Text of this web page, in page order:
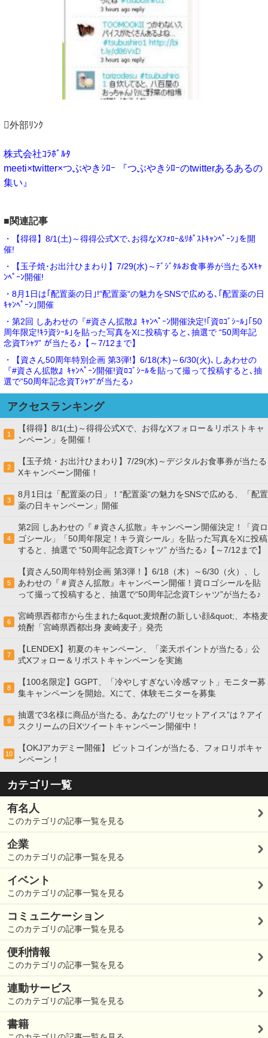
外部ﾘﾝｸ
株式会社ｺﾗﾎﾞﾙﾀ
meeti×twitter×つぶやきｼﾛｰ 『つぶやきｼﾛｰのtwitterあるあるの
集い』
■関連記事
・【得得】8/1(土)～得得公式Xで､お得なXﾌｫﾛｰ&ﾘﾎﾟｽﾄｷｬﾝﾍﾟｰﾝ｣を開
催!
・【玉子焼･お出汁ひまわり】7/29(水)～ﾃﾞｼﾞﾀﾙお食事券が当たるXｷｬ
ﾝﾍﾟｰﾝ開催!
・8月1日は｢配置薬の日｣!“配置薬“の魅力をSNSで広める､｢配置薬の日
ｷｬﾝﾍﾟｰﾝ｣開催
・第2回 しあわせの『#資さん拡散』ｷｬﾝﾍﾟｰﾝ開催決定!｢資ﾛｺﾞｼｰﾙ｣｢50
周年限定!ｷﾗ資ｼｰﾙ｣を貼った写真をXに投稿すると､抽選で “50周年記
念資Tｼｬﾂ” が当たる♪【～7/12まで】
・【資さん50周年特別企画 第3弾!】6/18(木)～6/30(火)､しあわせの
『#資さん拡散』ｷｬﾝﾍﾟｰﾝ開催!資ﾛｺﾞｼｰﾙを貼って撮って投稿すると､抽
選で“50周年記念資Tｼｬﾂ”が当たる♪
アクセスランキング
1
【得得】8/1(土)～得得公式Xで、お得なXフォロー＆リポストキャ
ンペーン」を開催！
2
【玉子焼・お出汁ひまわり】7/29(水)～デジタルお食事券が当たる
Xキャンペーン開催！
3
8月1日は「配置薬の日」！“配置薬“の魅力をSNSで広める、「配置
薬の日キャンペーン」開催
4
第2回 しあわせの『＃資さん拡散』キャンペーン開催決定！「資ロ
ゴシール」「50周年限定！キラ資シール」を貼った写真をXに投稿
すると、抽選で “50周年記念資Tシャツ” が当たる♪【～7/12まで】
5
【資さん50周年特別企画 第3弾！】6/18（木）～6/30（火）、し
あわせの『＃資さん拡散』キャンペーン開催！資ロゴシールを貼
って撮って投稿すると、抽選で“50周年記念資Tシャツ”が当たる♪
6
宮崎県西都市から生まれた&quot;麦焼酎の新しい顔&quot;、本格麦
焼酎「宮崎県西都出身 麦崎麦子」発売
7
【LENDEX】初夏のキャンペーン、「楽天ポイントが当たる」公
式Xフォロー＆リポストキャンペーンを実施
8
【100名限定】GGPT、「冷やしすぎない冷感マット」モニター募
集キャンペーンを開始。Xにて、体験モニターを募集
9
抽選で3名様に商品が当たる。あなたの“リセットアイス”は？アイ
スクリームの日Xツイートキャンペーン開催中！
10
【OKJアカデミー開催】 ビットコインが当たる、フォロリポキャ
ンペーン！
カテゴリ一覧
有名人
このカテゴリの記事一覧を見る
企業
このカテゴリの記事一覧を見る
イベント
このカテゴリの記事一覧を見る
コミュニケーション
このカテゴリの記事一覧を見る
便利情報
このカテゴリの記事一覧を見る
連動サービス
このカテゴリの記事一覧を見る
書籍